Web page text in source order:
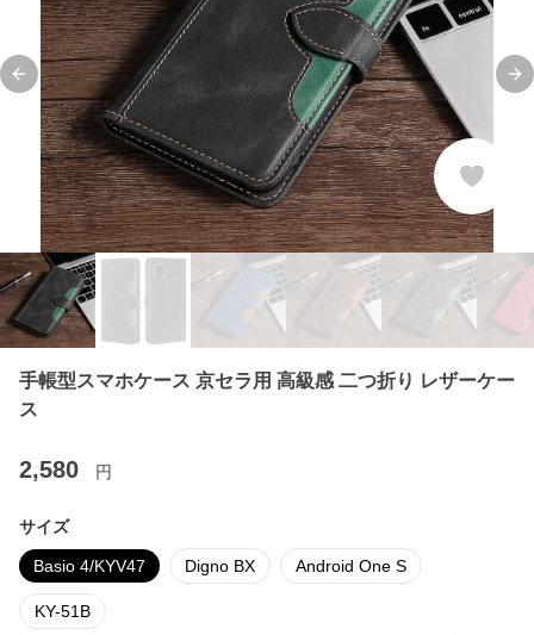
Previous slide
手帳型スマホケース 京セラ用 高級感 二つ折り レザーケー
ス
2,580 円
サイズ
Basio 4/KYV47 Digno BX Android One S
KY-51B